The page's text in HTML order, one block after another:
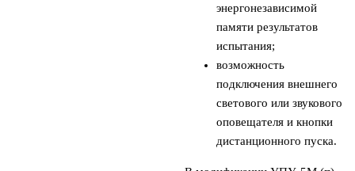
энергонезависимой
памяти результатов
испытания;
возможность
подключения внешнего
светового или звукового
оповещателя и кнопки
дистанционного пуска.